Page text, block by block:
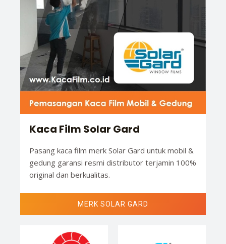
Kaca Film Solar Gard
Pasang kaca film merk Solar Gard untuk mobil &
gedung garansi resmi distributor terjamin 100%
original dan berkualitas.
MERK SOLAR GARD